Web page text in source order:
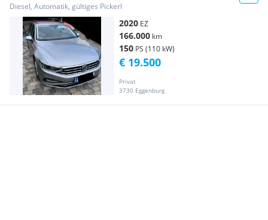
Diesel, Automatik, gültiges Pickerl
2020 EZ
166.000 km
150 PS (110 kW)
Privat
3730 Eggenburg
€ 19.500